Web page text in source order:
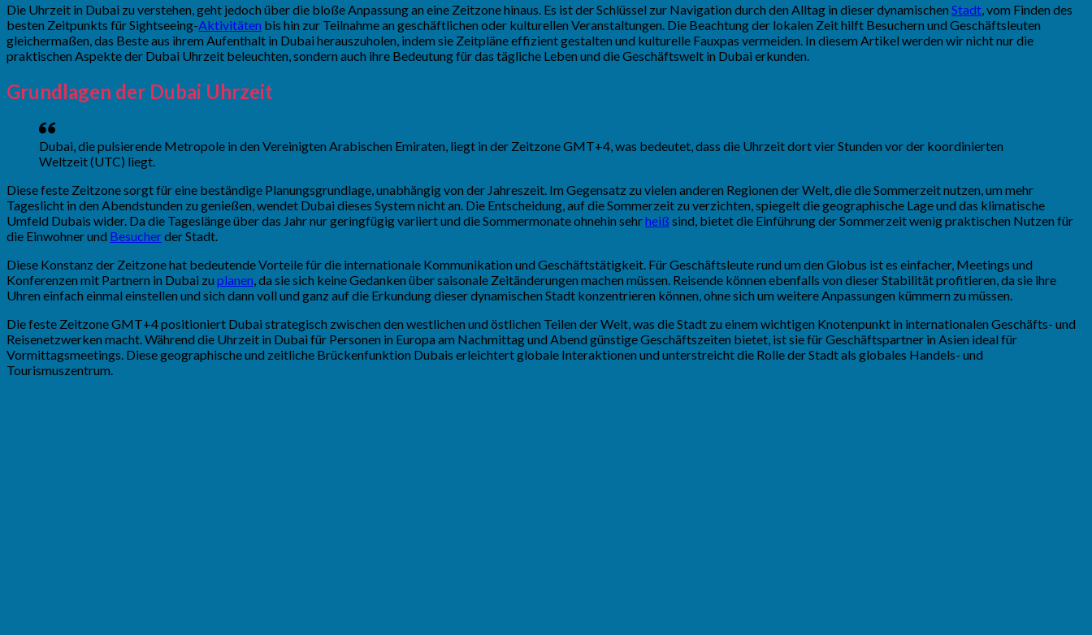
Die Uhrzeit in Dubai zu verstehen, geht jedoch über die bloße Anpassung an eine Zeitzone hinaus. Es ist der Schlüssel zur Navigation durch den Alltag in dieser dynamischen Stadt, vom Finden des
besten Zeitpunkts für Sightseeing-Aktivitäten bis hin zur Teilnahme an geschäftlichen oder kulturellen Veranstaltungen. Die Beachtung der lokalen Zeit hilft Besuchern und Geschäftsleuten
gleichermaßen, das Beste aus ihrem Aufenthalt in Dubai herauszuholen, indem sie Zeitpläne effizient gestalten und kulturelle Fauxpas vermeiden. In diesem Artikel werden wir nicht nur die
praktischen Aspekte der Dubai Uhrzeit beleuchten, sondern auch ihre Bedeutung für das tägliche Leben und die Geschäftswelt in Dubai erkunden.
Grundlagen der Dubai Uhrzeit
Dubai, die pulsierende Metropole in den Vereinigten Arabischen Emiraten, liegt in der Zeitzone GMT+4, was bedeutet, dass die Uhrzeit dort vier Stunden vor der koordinierten
Weltzeit (UTC) liegt.
Diese feste Zeitzone sorgt für eine beständige Planungsgrundlage, unabhängig von der Jahreszeit. Im Gegensatz zu vielen anderen Regionen der Welt, die die Sommerzeit nutzen, um mehr
Tageslicht in den Abendstunden zu genießen, wendet Dubai dieses System nicht an. Die Entscheidung, auf die Sommerzeit zu verzichten, spiegelt die geographische Lage und das klimatische
Umfeld Dubais wider. Da die Tageslänge über das Jahr nur geringfügig variiert und die Sommermonate ohnehin sehrheiß sind, bietet die Einführung der Sommerzeit wenig praktischen Nutzen für
die Einwohner und Besucherder Stadt.
Diese Konstanz der Zeitzone hat bedeutende Vorteile für die internationale Kommunikation und Geschäftstätigkeit. Für Geschäftsleute rund um den Globus ist es einfacher, Meetings und
Konferenzen mit Partnern in Dubai zu planen , da sie sich keine Gedanken über saisonale Zeitänderungen machen müssen. Reisende können ebenfalls von dieser Stabilität profitieren, da sie ihre
Uhren einfach einmal einstellen und sich dann voll und ganz auf die Erkundung dieser dynamischen Stadt konzentrieren können, ohne sich um weitere Anpassungen kümmern zu müssen.
Die feste Zeitzone GMT+4 positioniert Dubai strategisch zwischen den westlichen und östlichen Teilen der Welt, was die Stadt zu einem wichtigen Knotenpunkt in internationalen Geschäfts- und
Reisenetzwerken macht. Während die Uhrzeit in Dubai für Personen in Europa am Nachmittag und Abend günstige Geschäftszeiten bietet, ist sie für Geschäftspartner in Asien ideal für
Vormittagsmeetings. Diese geographische und zeitliche Brückenfunktion Dubais erleichtert globale Interaktionen und unterstreicht die Rolle der Stadt als globales Handels- und
Tourismuszentrum.